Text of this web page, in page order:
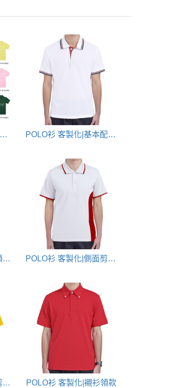
<現貨>高爾布POLO衫素面款 POLO衫 客製化|基本配色POLO衫
POLO衫 客製化|配色領POLO POLO衫 客製化|側面剪接配色款
POLO衫 客製化|上下剪接配色款 POLO衫 客製化|襯衫領款